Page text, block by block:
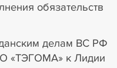
обязательств
делам ВС РФ
«ТЭГОМА» к Лидии